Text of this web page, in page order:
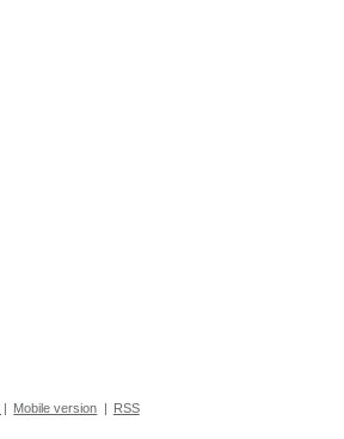
| Mobile version | RSS